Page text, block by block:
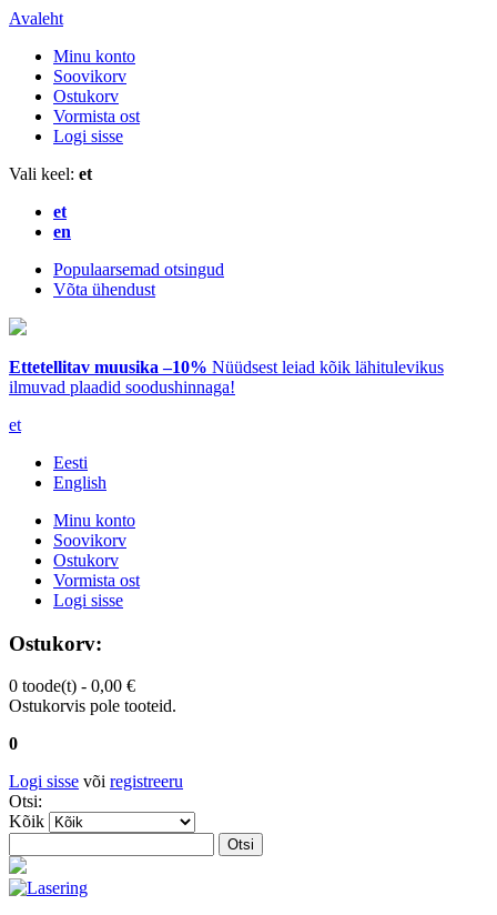
Avaleht
Minu konto
Soovikorv
Ostukorv
Vormista ost
Logi sisse
Vali keel: et
et
en
Populaarsemad otsingud
Võta ühendust
Ettetellitav muusika –10% Nüüdsest leiad kõik lähitulevikus
ilmuvad plaadid soodushinnaga!
et
Eesti
English
Minu konto
Soovikorv
Ostukorv
Vormista ost
Logi sisse
Ostukorv:
0 toode(t) - 0,00 €
Ostukorvis pole tooteid.
0
Logi sisse või registreeru
Otsi:
Kõik
Otsi